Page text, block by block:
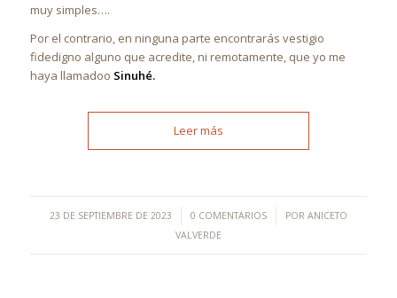
muy simples….
Por el contrario, en ninguna parte encontrarás vestigio
fidedigno alguno que acredite, ni remotamente, que yo me
haya llamadoo Sinuhé.
Leer más
23 DE SEPTIEMBRE DE 2023
/ 0 COMENTARIOS
/ POR ANICETO
VALVERDE